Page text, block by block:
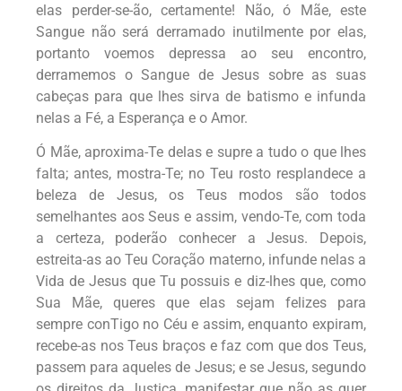
elas perder-se-ão, certamente! Não, ó Mãe, este
Sangue não será derramado inutilmente por elas,
portanto voemos depressa ao seu encontro,
derramemos o Sangue de Jesus sobre as suas
cabeças para que lhes sirva de batismo e infunda
nelas a Fé, a Esperança e o Amor.
Ó Mãe, aproxima-Te delas e supre a tudo o que lhes
falta; antes, mostra-Te; no Teu rosto resplandece a
beleza de Jesus, os Teus modos são todos
semelhantes aos Seus e assim, vendo-Te, com toda
a certeza, poderão conhecer a Jesus. Depois,
estreita-as ao Teu Coração materno, infunde nelas a
Vida de Jesus que Tu possuis e diz-lhes que, como
Sua Mãe, queres que elas sejam felizes para
sempre conTigo no Céu e assim, enquanto expiram,
recebe-as nos Teus braços e faz com que dos Teus,
passem para aqueles de Jesus; e se Jesus, segundo